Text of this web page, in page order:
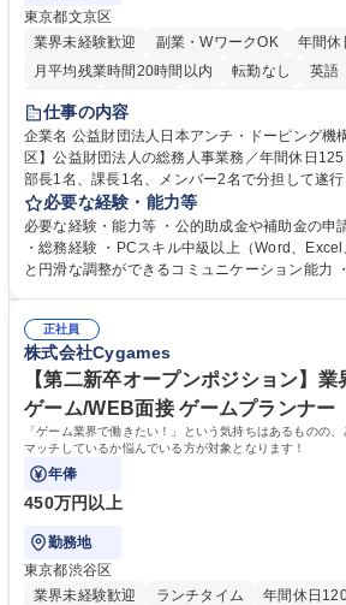
東京都文京区
業界未経験歓迎
副業・WワークOK
年間休
月平均残業時間20時間以内
転勤なし 英語
賞与あり
育休あり
食事補助あり
仕事の内容
企業名 公益財団法人日本アンチ・ドーピング機構 求人名 【東京／文
区】公益財団法人の総務人事業務／年間休日125日 仕事の内容 下記業
部長1名、課長1名、メンバー2名で分担して遂
当者として業務を覚えていただき、ゆくゆくは
ジションとして活躍いただくことを期待しています。 【総務・人
プの業務内容】 ・人事制度関連 ・採用活動 ・
怠管理 ・官公庁への各種提出 ・法定の会議運営
管理 ・福利厚生関連 ・職員からの問合せ、相談
業務全般 募集職種 【東京／文京区】公益財団法人の総務人事業務／年間
休日125日
必要な経験・能力等
必要な経験・能力等 ・公的助成金や補助金の申
・総務経験 ・PCスキル中級以上（Word、
と円滑な調整ができるコミュニケーション能力 ・口が堅
正社員
株式会社Cygames
【第二新卒オープンポジション】
ゲーム/WEB面接 ゲームプランナー
「ゲーム業界で働きたい！」という気持ちはあるものの
マッチしているか悩んでいる方が対象となります！
年俸
450万円以上
勤務地
東京都渋谷区
業界未経験歓迎
ランチタイム
年間休日